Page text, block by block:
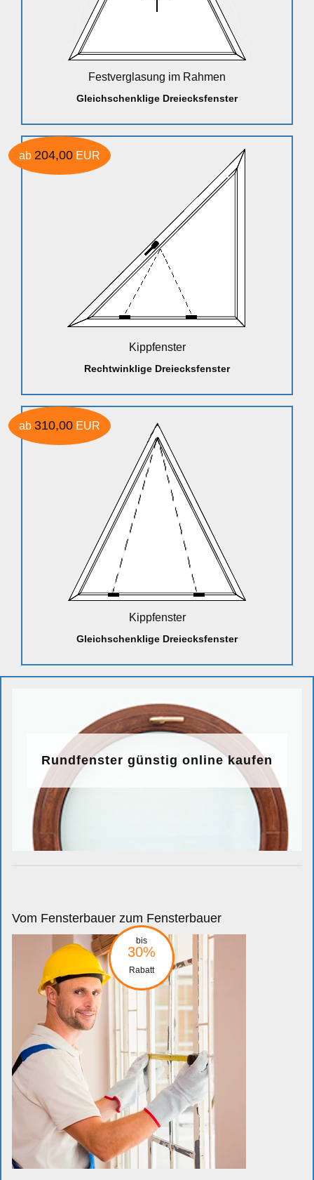
Festverglasung im Rahmen
Gleichschenklige Dreiecksfenster
Kippfenster
Rechtwinklige Dreiecksfenster
ab 204,00 EUR
Kippfenster
Gleichschenklige Dreiecksfenster
ab 310,00 EUR
Rundfenster günstig online kaufen
Vom Fensterbauer zum Fensterbauer
bis
30%
Rabatt